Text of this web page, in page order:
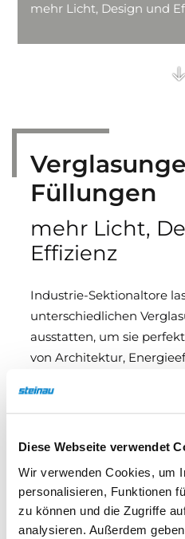
Diese Webseite verwendet
Wir verwenden Cookies, um
personalisieren, Funktionen
zu können und die Zugriffe
analysieren. Außerdem
Einfahrtstore
mehr Licht, Design und
Füllungen
mehr Licht,
Effizienz
Industrie-Sektionaltore
unterschiedlichen
ausstatten, um sie
von Architektur,
Funktionalität
richtigen Ausstattung
praktische Vorteile wie
eine angenehme